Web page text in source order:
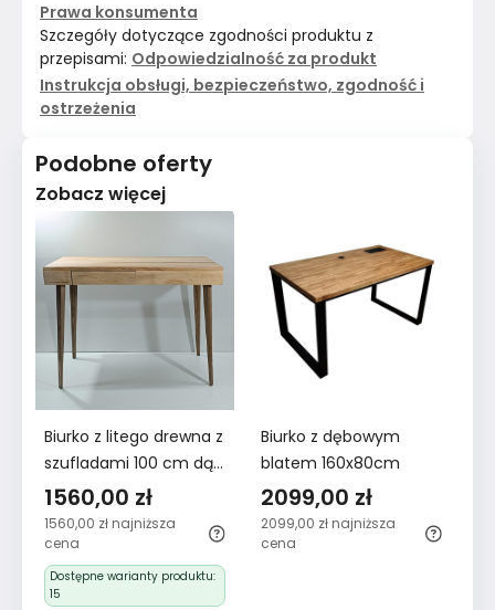
Prawa konsumenta
Szczegóły dotyczące zgodności produktu z
przepisami: Odpowiedzialność za produkt
Instrukcja obsługi, bezpieczeństwo, zgodność i
ostrzeżenia
Podobne oferty
Zobacz więcej
Biurko z litego drewna z
szufladami 100 cm dąb
olejowany biały do
biura salonu - Kolekcja
Dzisiaj
1560,00 zł
1560,00 zł najniższa
cena
Dostępne warianty produktu:
15
Biurko z dębowym
blatem 160x80cm
2099,00 zł
2099,00 zł najniższa
cena